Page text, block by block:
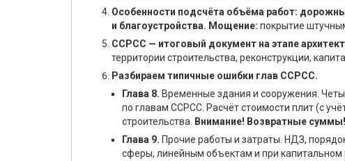
Особенности подсчёта объёма работ:
и благоустройства. Мощение: покрытие
ССРСС — итоговый документ на этапе
территории строительства, реконструкции,
Разбираем типичные ошибки глав ССРСС.
Глава 8. Временные здания и сооружения.
по главам ССРСС. Расчёт стоимости плит (с
строительства.
Внимание! Возвратные суммы!
Глава 9. Прочие работы и затраты. НДЗ,
сферы, линейным объектам и при